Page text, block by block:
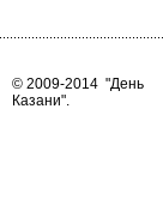
© 2009-2014 "День
Казани".